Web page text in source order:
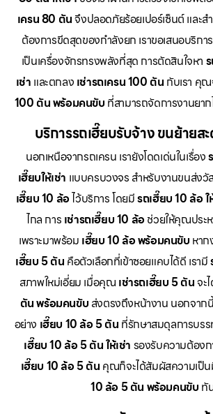
เครน 80 ตันจึงปลอดภัยร้อยเปอร์เซ็นต์ และ
ต้องการขีดสุดของกำลังยก เราขอเสนอบริการ
เป็นเครื่องจักรทรงพลังที่สุด การตัดสินใจหา
เช่า และตกลง เช่ารถเครน 100 ตัน กับเรา คุ
100 ตัน พร้อมคนขับ ที่สามารถจัดการงานย
บริการรถเฮี๊ยบรับจ้าง ขนย้ายส
นอกเหนือจากรถเครน เรายังโดดเด่นในเรื่อง
เฮี๊ยบให้เช่า แบบครบวงจร สำหรับงานขนส่ง
เฮี๊ยบ 10 ล้อไว้บริการ โดยมีรถเฮี๊ยบ 10 ล้อ ใ
ไกล การ เช่ารถเฮี๊ยบ 10 ล้อช่วยให้คุณประ
เพราะมาพร้อม เฮี๊ยบ 10 ล้อ พร้อมคนขับ หาก
เฮี๊ยบ 5 ตัน คือตัวเลือกที่เข้าซอยแคบได้ดี เรามี
สภาพใหม่เอี่ยม เมื่อคุณ เช่ารถเฮี๊ยบ 5 ตันจะ
ตัน พร้อมคนขับ ส่งตรงถึงหน้างาน นอกจา
อย่าง เฮี๊ยบ 10 ล้อ 5 ตัน ที่รักษาสมดุลการบรร
เฮี๊ยบ 10 ล้อ 5 ตัน ให้เช่า รองรับความต้องก
เฮี๊ยบ 10 ล้อ 5 ตัน คุณก็จะได้สัมผัสความเป็
10 ล้อ 5 ตัน พร้อมคนขับ ทั